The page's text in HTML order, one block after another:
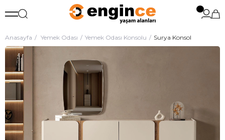
Anasayfa Yemek Odası Yemek Odası Konsolu Surya Konsol